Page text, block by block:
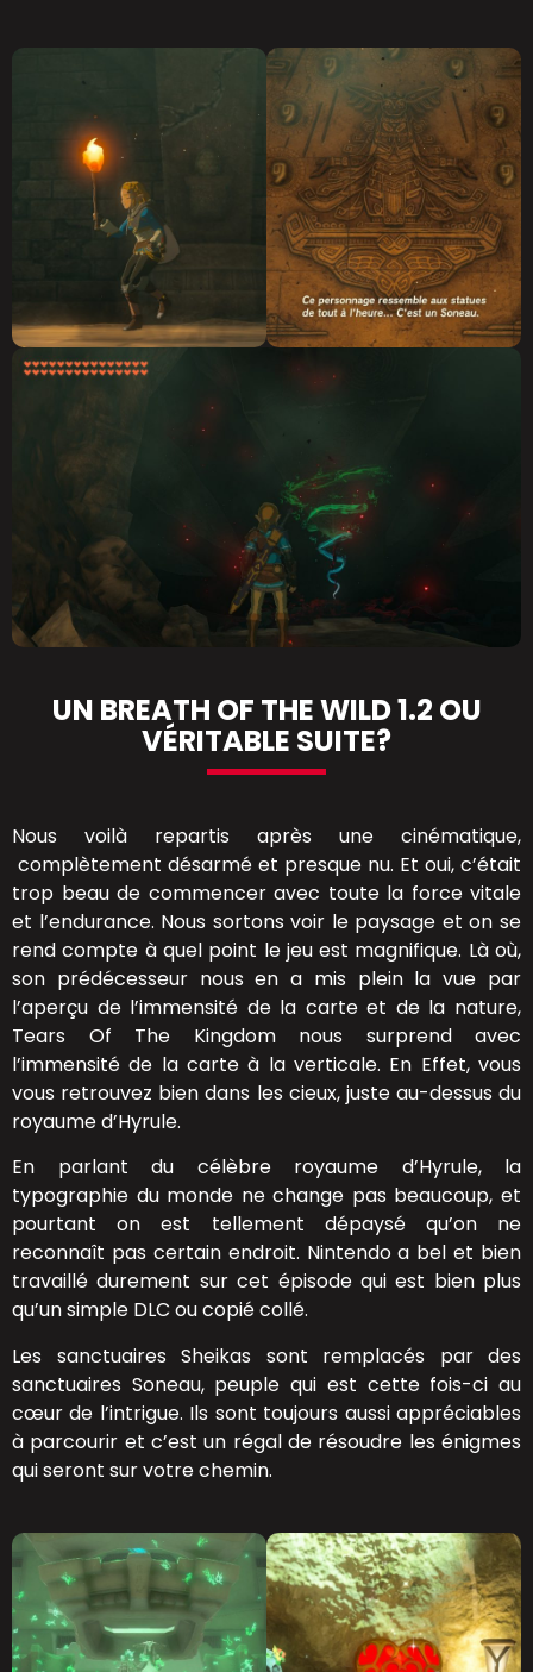
UN BREATH OF THE WILD 1.2 OU
VÉRITABLE SUITE?
Nous voilà repartis après une cinématique,
complètement désarmé et presque nu. Et oui, c’était
trop beau de commencer avec toute la force vitale
et l’endurance. Nous sortons voir le paysage et on se
rend compte à quel point le jeu est magnifique. Là où,
son prédécesseur nous en a mis plein la vue par
l’aperçu de l’immensité de la carte et de la nature,
Tears Of The Kingdom nous surprend avec
l’immensité de la carte à la verticale. En Effet, vous
vous retrouvez bien dans les cieux, juste au-dessus du
royaume d’Hyrule.
En parlant du célèbre royaume d’Hyrule, la
typographie du monde ne change pas beaucoup, et
pourtant on est tellement dépaysé qu’on ne
reconnaît pas certain endroit. Nintendo a bel et bien
travaillé durement sur cet épisode qui est bien plus
qu’un simple DLC ou copié collé.
Les sanctuaires Sheikas sont remplacés par des
sanctuaires Soneau, peuple qui est cette fois-ci au
cœur de l’intrigue. Ils sont toujours aussi appréciables
à parcourir et c’est un régal de résoudre les énigmes
qui seront sur votre chemin.